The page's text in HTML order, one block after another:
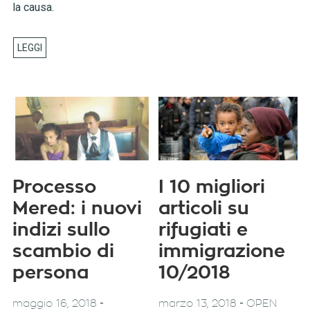
la causa.
Processo
Mered: i nuovi
indizi sullo
scambio di
persona
maggio 16, 2018 -
I 10 migliori
articoli su
rifugiati e
immigrazione
10/2018
marzo 13, 2018 - OPEN